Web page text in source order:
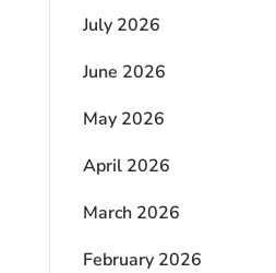
July 2026
June 2026
May 2026
April 2026
March 2026
February 2026